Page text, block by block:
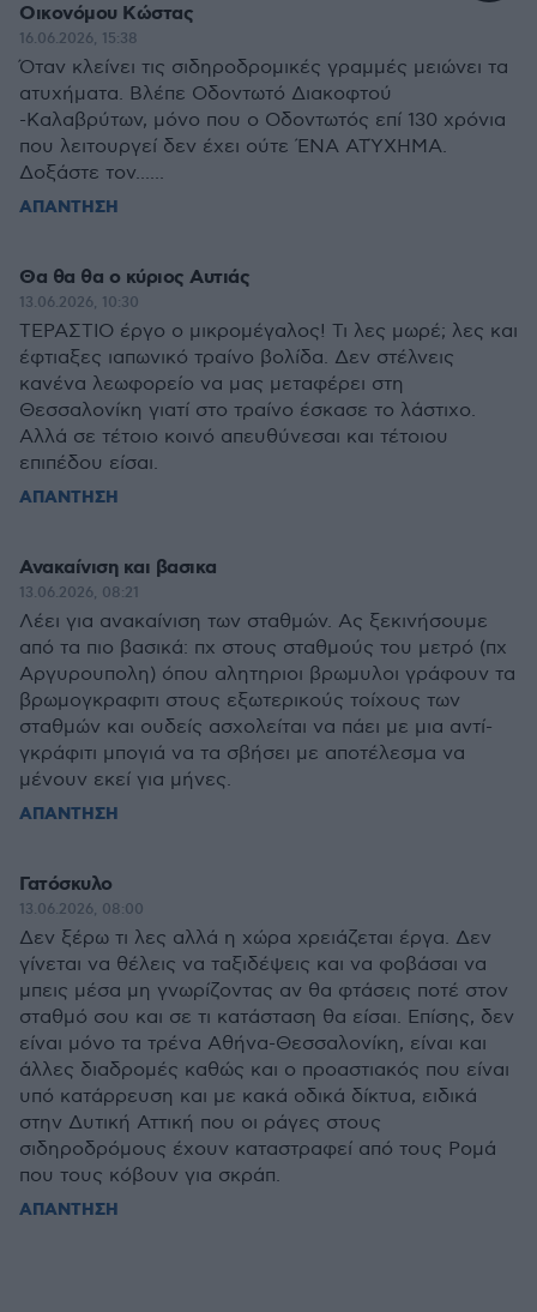
Οικονόμου Κώστας
16.06.2026, 15:38
Όταν κλείνει τις σιδηροδρομικές γραμμές μειώνει τα
ατυχήματα. Βλέπε Οδοντωτό Διακοφτού
-Καλαβρύτων, μόνο που ο Οδοντωτός επί 130 χρόνια
που λειτουργεί δεν έχει ούτε ΈΝΑ ΑΤΎΧΗΜΑ.
Δοξάστε τον......
ΑΠΑΝΤΗΣΗ
Θα θα θα ο κύριος Αυτιάς
13.06.2026, 10:30
ΤΕΡΑΣΤΙΟ έργο ο μικρομέγαλος! Τι λες μωρέ; λες και
έφτιαξες ιαπωνικό τραίνο βολίδα. Δεν στέλνεις
κανένα λεωφορείο να μας μεταφέρει στη
Θεσσαλονίκη γιατί στο τραίνο έσκασε το λάστιχο.
Αλλά σε τέτοιο κοινό απευθύνεσαι και τέτοιου
επιπέδου είσαι.
ΑΠΑΝΤΗΣΗ
Ανακαίνιση και βασικα
13.06.2026, 08:21
Λέει για ανακαίνιση των σταθμών. Ας ξεκινήσουμε
από τα πιο βασικά: πχ στους σταθμούς του μετρό (πχ
Αργυρουπολη) όπου αλητηριοι βρωμυλοι γράφουν τα
βρωμογκραφιτι στους εξωτερικούς τοίχους των
σταθμών και ουδείς ασχολείται να πάει με μια αντί-
γκράφιτι μπογιά να τα σβήσει με αποτέλεσμα να
μένουν εκεί για μήνες.
ΑΠΑΝΤΗΣΗ
Γατόσκυλο
13.06.2026, 08:00
Δεν ξέρω τι λες αλλά η χώρα χρειάζεται έργα. Δεν
γίνεται να θέλεις να ταξιδέψεις και να φοβάσαι να
μπεις μέσα μη γνωρίζοντας αν θα φτάσεις ποτέ στον
σταθμό σου και σε τι κατάσταση θα είσαι. Επίσης, δεν
είναι μόνο τα τρένα Αθήνα-Θεσσαλονίκη, είναι και
άλλες διαδρομές καθώς και ο προαστιακός που είναι
υπό κατάρρευση και με κακά οδικά δίκτυα, ειδικά
στην Δυτική Αττική που οι ράγες στους
σιδηροδρόμους έχουν καταστραφεί από τους Ρομά
που τους κόβουν για σκράπ.
ΑΠΑΝΤΗΣΗ